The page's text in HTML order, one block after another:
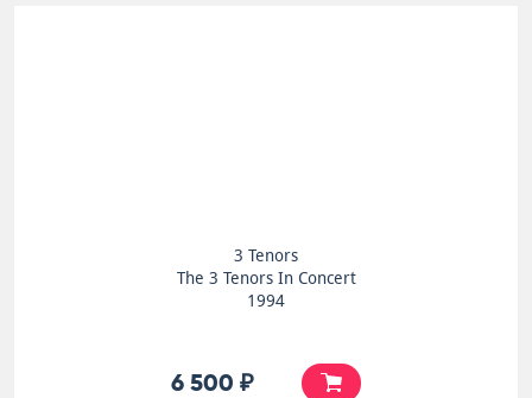
3 Tenors
The 3 Tenors In Concert
1994
6 500 ₽